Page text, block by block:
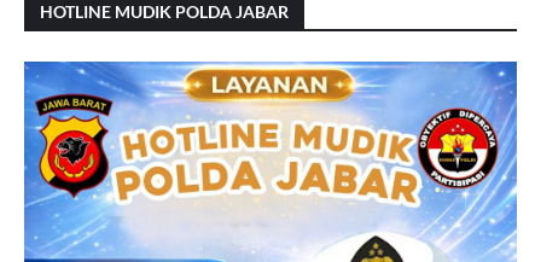
HOTLINE MUDIK POLDA JABAR